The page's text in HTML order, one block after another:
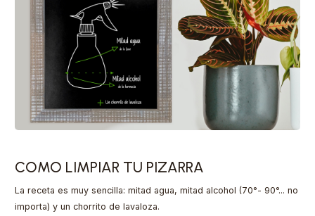
COMO LIMPIAR TU PIZARRA
La receta es muy sencilla: mitad agua, mitad alcohol (70°- 90°... no
importa) y un chorrito de lavaloza.